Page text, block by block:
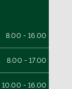
8.00 - 16.00
8.00 - 17.00
10.00 - 16.00